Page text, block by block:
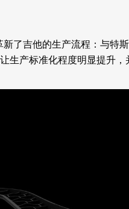
了吉他的生产流程：与特斯
生产标准化程度明显提升，